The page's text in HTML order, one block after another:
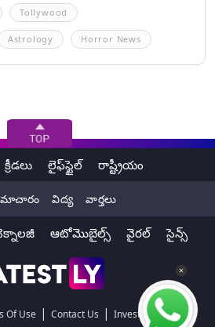
Tollywood
Astrology Horror News
క్రీడలు లైఫ్‌స్టైల్ రాష్ట్రీయం
విద్య వార్తలు
ఆటోమొబైల్స్ వైరల్ సైన్స్
Of Use | Contact Us | Investors